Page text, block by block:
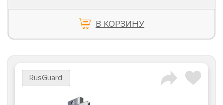
В КОРЗИНУ
RusGuard